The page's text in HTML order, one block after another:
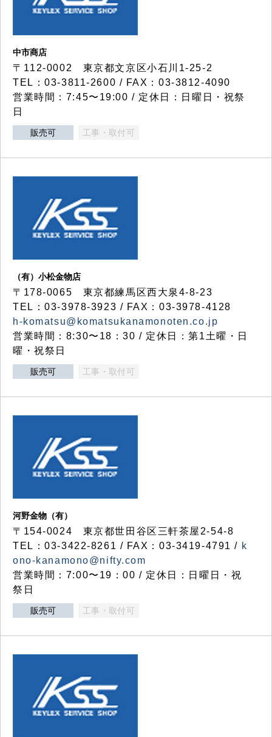
中市商店
〒112-0002 東京都文京区小石川1-25-2
TEL：03-3811-2600 / FAX：03-3812-4090
営業時間：7:45〜19:00 / 定休日：日曜日・祝祭
日
販売可 工事・取付可
（有）小松金物店
〒178-0065 東京都練馬区西大泉4-8-23
TEL：03-3978-3923 / FAX：03-3978-4128
h-komatsu@komatsukanamonoten.co.jp
営業時間：8:30〜18：30 / 定休日：第1土曜・日
曜・祝祭日
販売可 工事・取付可
河野金物（有）
〒154-0024 東京都世田谷区三軒茶屋2-54-8
TEL：03-3422-8261 / FAX：03-3419-4791 / k
ono-kanamono@nifty.com
営業時間：7:00〜19：00 / 定休日：日曜日・祝
祭日
販売可 工事・取付可